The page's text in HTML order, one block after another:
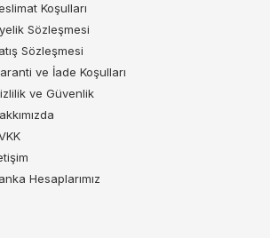
Koşulları
Sözleşmesi
Sözleşmesi
ve İade Koşulları
ve Güvenlik
Hesaplarımız